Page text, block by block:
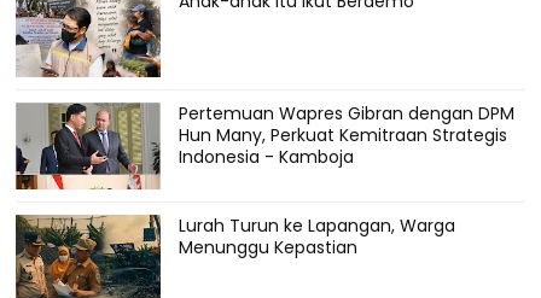
Pertemuan Wapres Gibran dengan DPM
Hun Many, Perkuat Kemitraan Strategis
Indonesia - Kamboja
Lurah Turun ke Lapangan, Warga
Menunggu Kepastian